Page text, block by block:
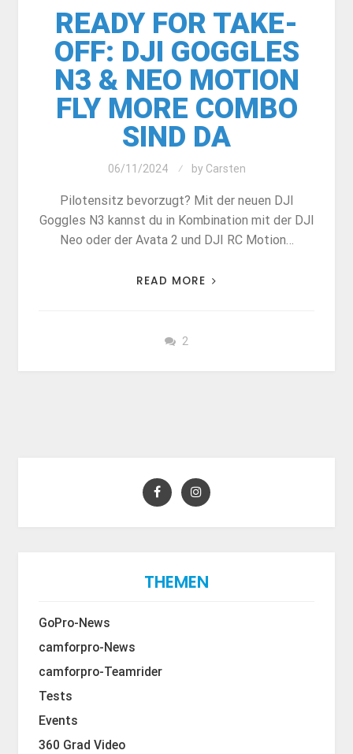
READY FOR TAKE-
OFF: DJI GOGGLES
N3 & NEO MOTION
FLY MORE COMBO
SIND DA
06/11/2024 by Carsten
Pilotensitz bevorzugt? Mit der neuen DJI
Goggles N3 kannst du in Kombination mit der DJI
Neo oder der Avata 2 und DJI RC Motion…
READ MORE
2
THEMEN
GoPro-News
camforpro-News
camforpro-Teamrider
Tests
Events
360 Grad Video